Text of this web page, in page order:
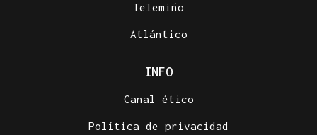
Telemiño
Atlántico
INFO
Canal ético
Política de privacidad